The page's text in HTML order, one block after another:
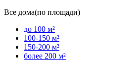
Все дома(по площади)
до 100 м²
100-150 м²
150-200 м²
более 200 м²